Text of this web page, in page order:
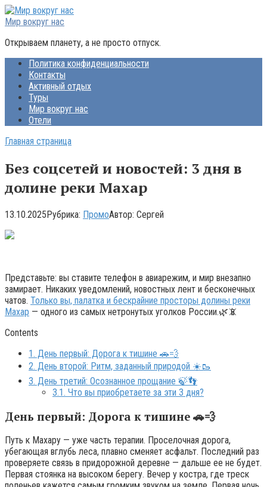
Перейти
к
Мир вокруг нас
Открываем планету, а не просто отпуск.
Политика конфиденциальности
Контакты
Активный отдых
Туры
Мир вокруг нас
Отели
Главная страница
Без соцсетей и новостей: 3 дня в
долине реки Махар
13.10.2025Рубрика: ПромоАвтор: Сергей
Представьте: вы ставите телефон в авиарежим, и мир внезапно
замирает. Никаких уведомлений, новостных лент и бесконечных
чатов. Только вы, палатка и бескрайние просторы долины реки
Махар — одного из самых нетронутых уголков России.🌿📵
Contents
1. День первый: Дорога к тишине 🚗💨
2. День второй: Ритм, заданный природой ☀️🥾
3. День третий: Осознанное прощание 🍃👣
3.1. Что вы приобретаете за эти 3 дня?
День первый: Дорога к тишине 🚗💨
Путь к Махару — уже часть терапии. Проселочная дорога,
убегающая вглубь леса, плавно сменяет асфальт. Последний раз
проверяете связь в придорожной деревне — дальше ее не будет.
Первая стоянка на высоком берегу. Вечер у костра, где треск